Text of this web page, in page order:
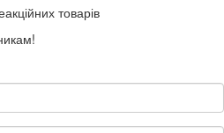
товарів